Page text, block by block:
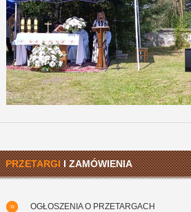
PRZETARGII ZAMÓWIENIA
OGŁOSZENIA O PRZETARGACH